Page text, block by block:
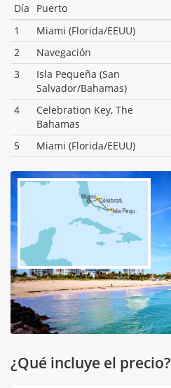
Día Puerto
1
Miami (Florida/EEUU)
2
Navegación
3
Isla Pequeña (San
Salvador/Bahamas)
4
Celebration Key, The
Bahamas
5 Miami (Florida/EEUU)
¿Qué incluye el precio?